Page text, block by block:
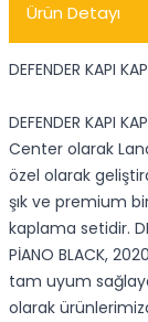
Ürün Detayı
DEFENDER KAPI
DEFENDER KAPI
Center olarak
özel olarak
şık ve premium
kaplama setidir.
PİANO BLACK,
tam uyum
olarak